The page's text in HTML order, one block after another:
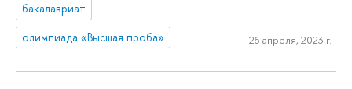
бакалавриат
олимпиада «Высшая проба»
26 апреля, 2023 г.